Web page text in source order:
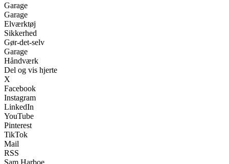
Garage
Garage
Elværktøj
Sikkerhed
Gør-det-selv
Garage
Håndværk
Del og vis hjerte
X
Facebook
Instagram
LinkedIn
YouTube
Pinterest
TikTok
Mail
RSS
Sam Harboe